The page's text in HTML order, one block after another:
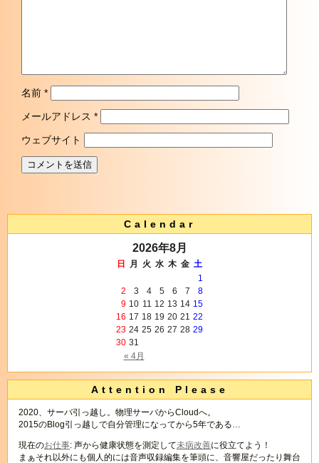
名前 *
メールアドレス *
ウェブサイト
Calendar
2026年8月
日 月 火 水 木 金 土
« 4月
1
2
3 4 5 6 7
8
9 10 11 12 13 14 15
16 17 18 19 20 21 22
23 24 25 26 27 28 29
30 31
Attention Please
2020、サーバ引っ越し。物理サーバからCloudへ。
2015のBlog引っ越しで自分管理になってから5年である…
現在のお仕事: 声から健康状態を測定して未病改善に役立てよう！
まぁそれ以外にも個人的には音声収録編集を筆頭に、音響屋だったり舞台